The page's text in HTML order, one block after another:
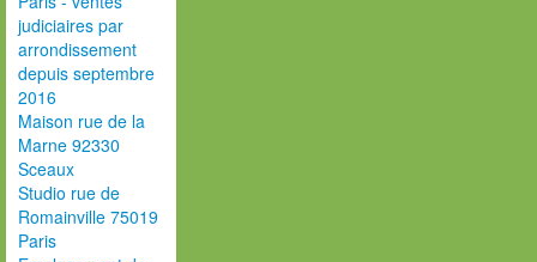
judiciaires par
arrondissement
depuis septembre
2016
Maison rue de la
Marne 92330
Sceaux
Studio rue de
Romainville 75019
Paris